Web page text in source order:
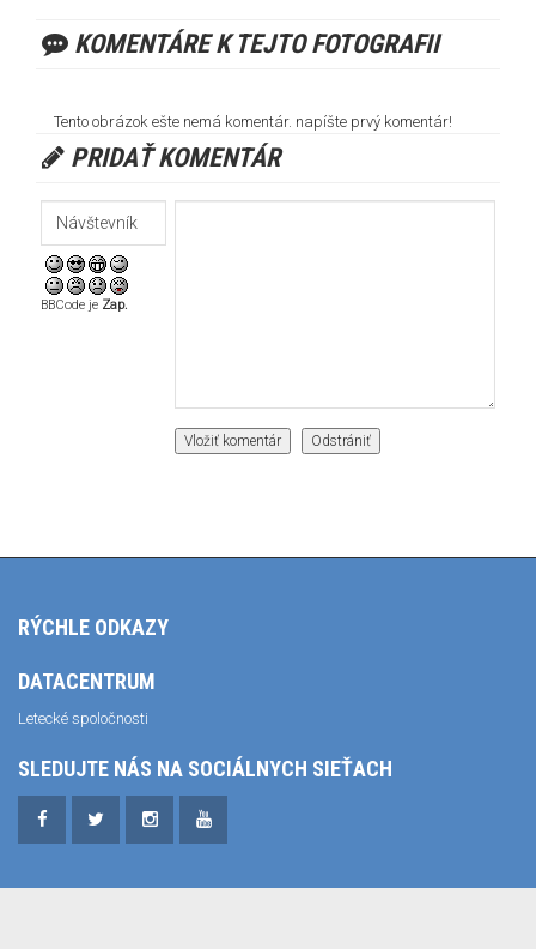
KOMENTÁRE K TEJTO FOTOGRAFII
Tento obrázok ešte nemá komentár. napíšte prvý komentár!
PRIDAŤ KOMENTÁR
BBCode je Zap.
RÝCHLE ODKAZY
DATACENTRUM
Letecké spoločnosti
SLEDUJTE NÁS NA SOCIÁLNYCH SIEŤACH